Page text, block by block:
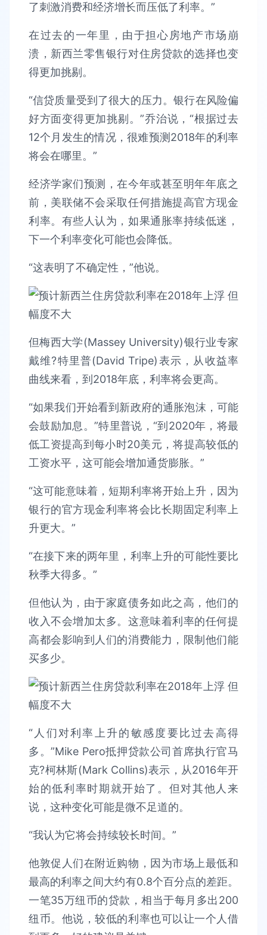
了刺激消费和经济增长而压低了利率。”
在过去的一年里，由于担心房地产市场崩
溃，新西兰零售银行对住房贷款的选择也变
得更加挑剔。
“信贷质量受到了很大的压力。银行在风险偏
好方面变得更加挑剔。”乔治说，“根据过去
12个月发生的情况，很难预测2018年的利率
将会在哪里。”
经济学家们预测，在今年或甚至明年年底之
前，美联储不会采取任何措施提高官方现金
利率。有些人认为，如果通胀率持续低迷，
下一个利率变化可能也会降低。
“这表明了不确定性，”他说。
但梅西大学(Massey University)银行业专家
戴维?特里普(David Tripe)表示，从收益率
曲线来看，到2018年底，利率将会更高。
“如果我们开始看到新政府的通胀泡沫，可能
会鼓励加息。”特里普说，“到2020年，将最
低工资提高到每小时20美元，将提高较低的
工资水平，这可能会增加通货膨胀。”
“这可能意味着，短期利率将开始上升，因为
银行的官方现金利率将会比长期固定利率上
升更大。”
“在接下来的两年里，利率上升的可能性要比
秋季大得多。”
但他认为，由于家庭债务如此之高，他们的
收入不会增加太多。这意味着利率的任何提
高都会影响到人们的消费能力，限制他们能
买多少。
“人们对利率上升的敏感度要比过去高得
多。”Mike Pero抵押贷款公司首席执行官马
克?柯林斯(Mark Collins)表示，从2016年开
始的低利率时期就开始了。但对其他人来
说，这种变化可能是微不足道的。
“我认为它将会持续较长时间。”
他敦促人们在附近购物，因为市场上最低和
最高的利率之间大约有0.8个百分点的差距。
一笔35万纽币的贷款，相当于每月多出200
纽币。他说，较低的利率也可以让一个人借